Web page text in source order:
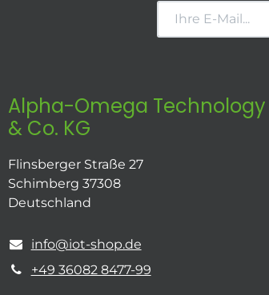
Alpha-Omega Technology
& Co. KG
Flinsberger Straße 27
Schimberg 37308
Deutschland
info@iot-shop.de
+49 36082 8477-99